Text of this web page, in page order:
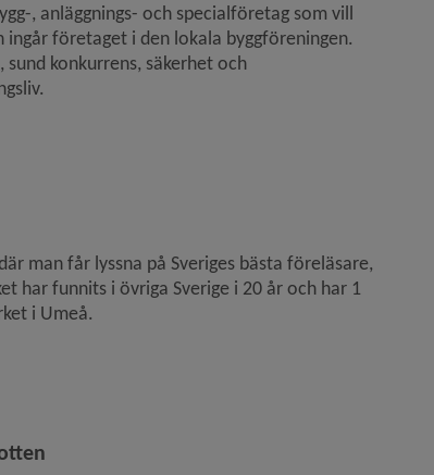
, anläggnings- och specialföretag som vill
ingår företaget i den lokala byggföreningen.
konkurrens, säkerhet och
man får lyssna på Sveriges bästa föreläsare,
har funnits i övriga Sverige i 20 år och har 1
i Umeå.